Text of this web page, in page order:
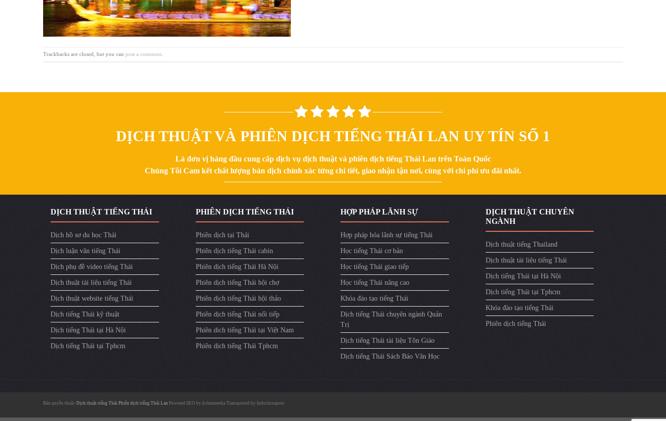
Trackbacks are closed, but you can post a comment.
DỊCH THUẬT VÀ PHIÊN DỊCH TIẾNG THÁI LAN UY TÍN SỐ 1
Là đơn vị hàng đầu cung cấp dịch vụ dịch thuật và phiên dịch tiếng Thái Lan trên Toàn Quốc
Chúng Tôi Cam kết chất lượng bản dịch chính xác từng chi tiết, giao nhận tận nơi, cùng với chi phí ưu đãi nhất.
DỊCH THUẬT TIẾNG THÁI
Dịch hồ sơ du học Thái
Dịch luận văn tiếng Thái
Dịch phụ đề video tiếng Thái
Dịch thuật tài liệu tiếng Thái
Dịch thuật website tiếng Thái
Dịch tiếng Thái kỹ thuật
Dịch tiếng Thái tại Hà Nội
Dịch tiếng Thái tại Tphcm
PHIÊN DỊCH TIẾNG THÁI
Phiên dịch tại Thái
Phiên dịch tiếng Thái cabin
Phiên dịch tiếng Thái Hà Nội
Phiên dịch tiếng Thái hội chợ
Phiên dịch tiếng Thái hội thảo
Phiên dịch tiếng Thái nối tiếp
Phiên dich tiếng Thái tại Việt Nam
Phiên dịch tiếng Thái Tphcm
HỢP PHÁP LÃNH SỰ
Hợp pháp hóa lãnh sự tiếng Thái
Học tiếng Thái cơ bản
Học tiếng Thái giao tiếp
Học tiếng Thái nâng cao
Khóa đào tạo tiếng Thái
Dịch tiếng Thái chuyên ngành Quản
Trị
Dịch tiếng Thái tài liệu Tôn Giáo
Dịch tiếng Thái Sách Báo Văn Học
DỊCH THUẬT CHUYÊN
NGÀNH
Dịch thuật tiếng Thailand
Dịch thuật tài liệu tiếng Thái
Dịch tiếng Thái tại Hà Nội
Dịch tiếng Thái tại Tphcm
Khóa đào tạo tiếng Thái
Phiên dịch tiếng Thái
Bản quyền thuộc Dịch thuật tiếng Thái Phiên dịch tiếng Thái Lan Powered SEO by Achaumedia Transported by Indochinapost